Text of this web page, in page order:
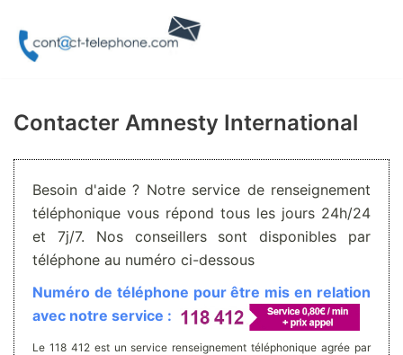
Aller
Contacter Amnesty International
Besoin d'aide ? Notre service de renseignement
téléphonique vous répond tous les jours 24h/24
et 7j/7. Nos conseillers sont disponibles par
téléphone au numéro ci-dessous
Numéro de téléphone pour être mis en relation
avec notre service :
Le 118 412 est un service renseignement téléphonique agrée par